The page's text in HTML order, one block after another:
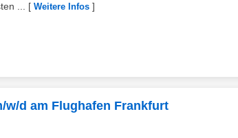
...
[ Weitere Infos ]
d am Flughafen Frankfurt